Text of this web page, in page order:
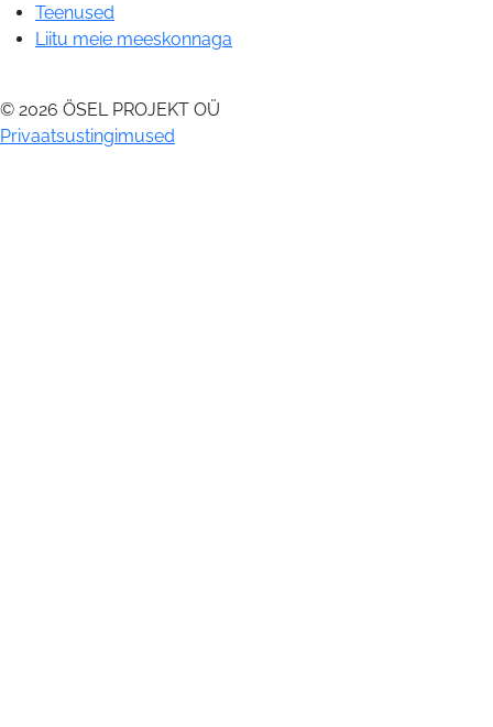
Teenused
Liitu meie meeskonnaga
© 2026 ÖSEL PROJEKT OÜ
Privaatsustingimused